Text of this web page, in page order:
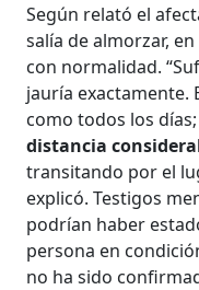
Según relató el
salía de almorzar,
con normalidad.
jauría exactamente.
como todos los días;
distancia
transitando por el
explicó. Testigos
podrían haber
persona en
no ha sido